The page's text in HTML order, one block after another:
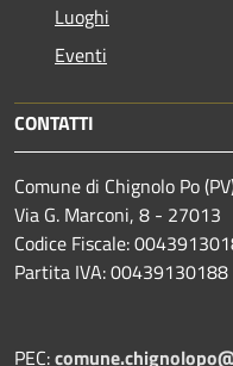
Luoghi
Eventi
CONTATTI
Comune di Chignolo Po
Via G. Marconi, 8 - 27013
Codice Fiscale:
Partita IVA: 00439130188
PEC: